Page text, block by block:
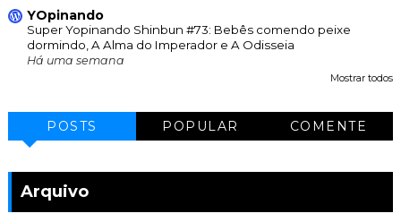
YOpinando
Super Yopinando Shinbun #73: Bebês comendo peixe
dormindo, A Alma do Imperador e A Odisseia
Há uma semana
Mostrar todos
POSTS POPULAR COMENTE
Arquivo